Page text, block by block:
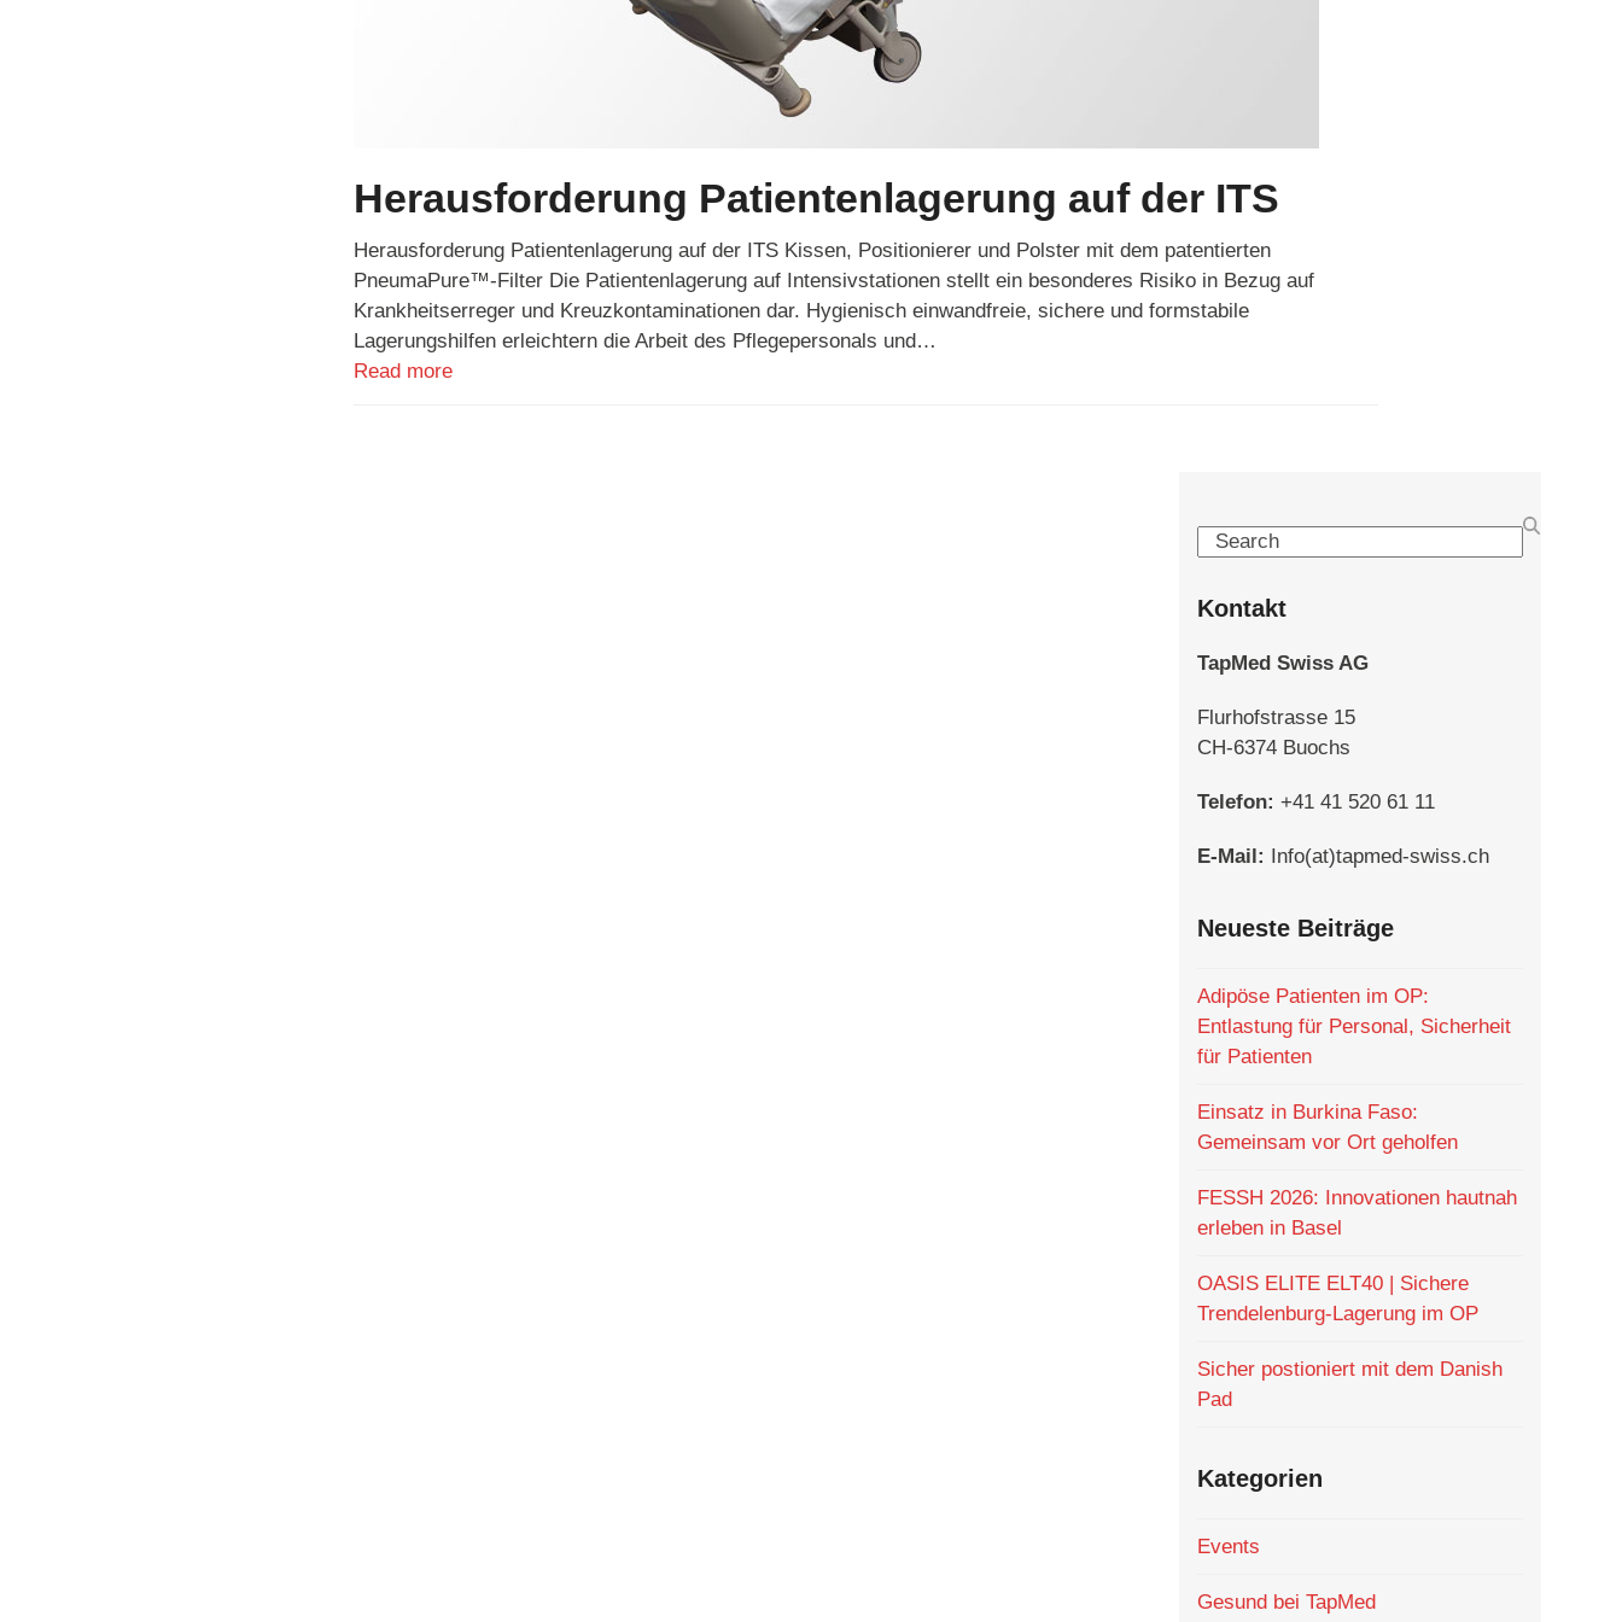
Herausforderung Patientenlagerung auf der ITS
Herausforderung Patientenlagerung auf der ITS Kissen, Positionierer und Polster mit dem patentierten
PneumaPure™-Filter Die Patientenlagerung auf Intensivstationen stellt ein besonderes Risiko in Bezug auf
Krankheitserreger und Kreuzkontaminationen dar. Hygienisch einwandfreie, sichere und formstabile
Lagerungshilfen erleichtern die Arbeit des Pflegepersonals und…
Read more
Search
Kontakt
TapMed Swiss AG
Flurhofstrasse 15
CH-6374 Buochs
Telefon: +41 41 520 61 11
E-Mail: Info(at)tapmed-swiss.ch
Neueste Beiträge
Adipöse Patienten im OP:
Entlastung für Personal, Sicherheit
für Patienten
Einsatz in Burkina Faso:
Gemeinsam vor Ort geholfen
FESSH 2026: Innovationen hautnah
erleben in Basel
OASIS ELITE ELT40 | Sichere
Trendelenburg-Lagerung im OP
Sicher postioniert mit dem Danish
Pad
Kategorien
Events
Gesund bei TapMed